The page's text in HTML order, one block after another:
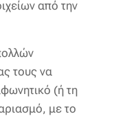
από την
τους να
(ή τη
με το